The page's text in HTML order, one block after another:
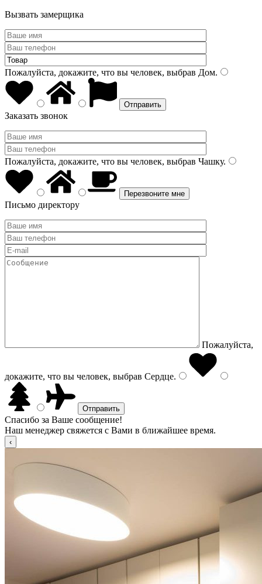
Вызвать замерщика
Пожалуйста, докажите, что вы человек, выбрав Дом.
Заказать звонок
Пожалуйста, докажите, что вы человек, выбрав Чашку.
Письмо директору
Пожалуйста,
докажите, что вы человек, выбрав Сердце.
Спасибо за Ваше сообщение!
Наш менеджер свяжется с Вами в ближайшее время.